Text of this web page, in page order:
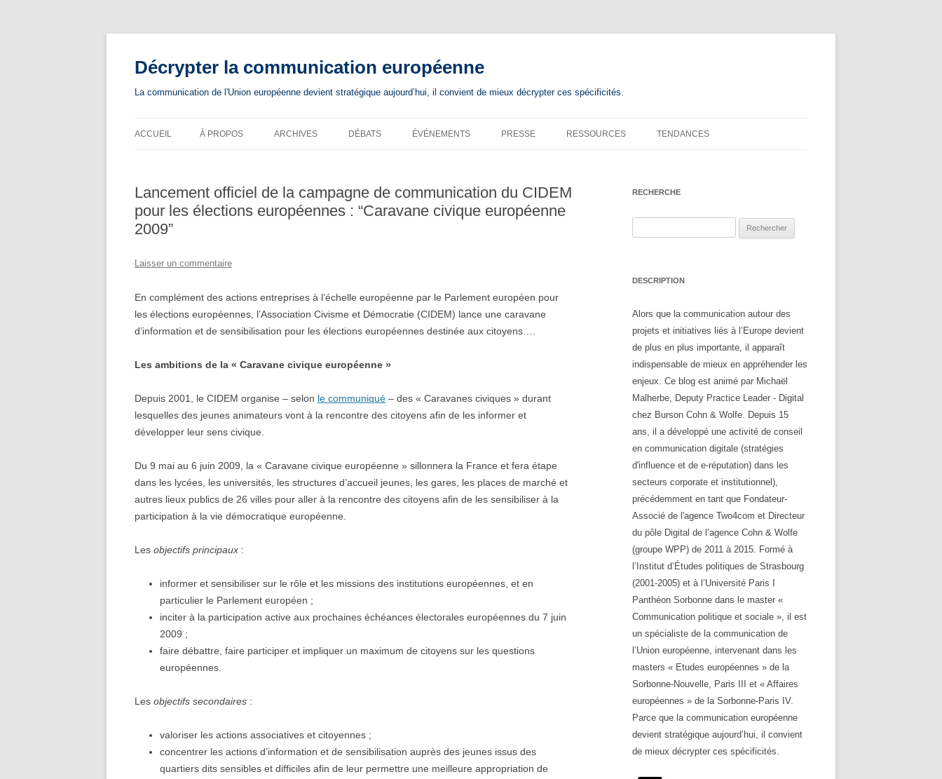
contenu
Décrypter la communication européenne
La communication de l'Union européenne devient stratégique aujourd’hui, il convient de mieux décrypter ces spécificités.
ACCUEIL À PROPOS ARCHIVES DÉBATS ÉVÉNEMENTS PRESSE RESSOURCES TENDANCES
Lancement officiel de la campagne de communication du CIDEM
pour les élections européennes : “Caravane civique européenne
2009”
Laisser un commentaire
En complément des actions entreprises à l’échelle européenne par le Parlement européen pour
les élections européennes, l’Association Civisme et Démocratie (CIDEM) lance une caravane
d’information et de sensibilisation pour les élections européennes destinée aux citoyens….
Les ambitions de la « Caravane civique européenne »
Depuis 2001, le CIDEM organise – selon le communiqué – des « Caravanes civiques » durant
lesquelles des jeunes animateurs vont à la rencontre des citoyens afin de les informer et
développer leur sens civique.
Du 9 mai au 6 juin 2009, la « Caravane civique européenne » sillonnera la France et fera étape
dans les lycées, les universités, les structures d’accueil jeunes, les gares, les places de marché et
autres lieux publics de 26 villes pour aller à la rencontre des citoyens afin de les sensibiliser à la
participation à la vie démocratique européenne.
Les objectifs principaux :
informer et sensibiliser sur le rôle et les missions des institutions européennes, et en
particulier le Parlement européen ;
inciter à la participation active aux prochaines échéances électorales européennes du 7 juin
2009 ;
faire débattre, faire participer et impliquer un maximum de citoyens sur les questions
européennes.
Les objectifs secondaires :
valoriser les actions associatives et citoyennes ;
concentrer les actions d’information et de sensibilisation auprès des jeunes issus des
quartiers dits sensibles et difficiles afin de leur permettre une meilleure appropriation de
RECHERCHE
DESCRIPTION
Alors que la communication autour des
projets et initiatives liés à l’Europe devient
de plus en plus importante, il apparaît
indispensable de mieux en appréhender les
enjeux. Ce blog est animé par Michaël
Malherbe, Deputy Practice Leader - Digital
chez Burson Cohn & Wolfe. Depuis 15
ans, il a développé une activité de conseil
en communication digitale (stratégies
d'influence et de e-réputation) dans les
secteurs corporate et institutionnel),
précédemment en tant que Fondateur-
Associé de l'agence Two4com et Directeur
du pôle Digital de l’agence Cohn & Wolfe
(groupe WPP) de 2011 à 2015. Formé à
l’Institut d’Études politiques de Strasbourg
(2001-2005) et à l’Université Paris I
Panthéon Sorbonne dans le master «
Communication politique et sociale », il est
un spécialiste de la communication de
l’Union européenne, intervenant dans les
masters « Etudes européennes » de la
Sorbonne-Nouvelle, Paris III et « Affaires
européennes » de la Sorbonne-Paris IV.
Parce que la communication européenne
devient stratégique aujourd’hui, il convient
de mieux décrypter ces spécificités.